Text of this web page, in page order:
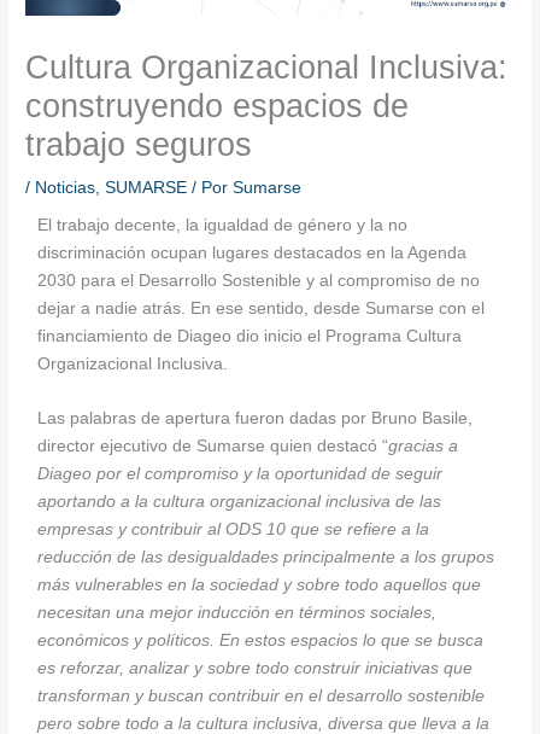
Cultura Organizacional Inclusiva:
construyendo espacios de
trabajo seguros
/ Noticias ,SUMARSE / PorSumarse
El trabajo decente, la igualdad de género y la no
discriminación ocupan lugares destacados en la Agenda
2030 para el Desarrollo Sostenible y al compromiso de no
dejar a nadie atrás. En ese sentido, desde Sumarse con el
financiamiento de Diageo dio inicio el Programa Cultura
Organizacional Inclusiva.
Las palabras de apertura fueron dadas por Bruno Basile,
director ejecutivo de Sumarse quien destacó “gracias a
Diageo por el compromiso y la oportunidad de seguir
aportando a la cultura organizacional inclusiva de las
empresas y contribuir al ODS 10 que se refiere a la
reducción de las desigualdades principalmente a los grupos
más vulnerables en la sociedad y sobre todo aquellos que
necesitan una mejor inducción en términos sociales,
económicos y políticos. En estos espacios lo que se busca
es reforzar, analizar y sobre todo construir iniciativas que
transforman y buscan contribuir en el desarrollo sostenible
pero sobre todo a la cultura inclusiva, diversa que lleva a la